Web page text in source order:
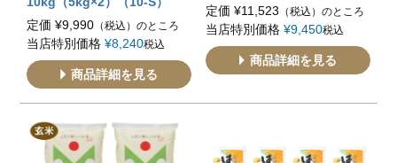
定価 ¥9,990 （税込）のところ
当店特別価格 ¥8,240税込
商品詳細を見る
定価 ¥11,523 （税込）のところ
当店特別価格 ¥9,450税込
商品詳細を見る